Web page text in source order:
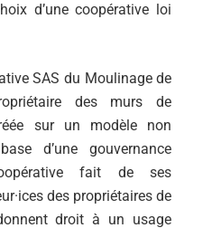
d’une coopérative loi
SAS du Moulinage de
des murs de
sur un modèle non
d’une gouvernance
fait de ses
des propriétaires de
droit à un usage